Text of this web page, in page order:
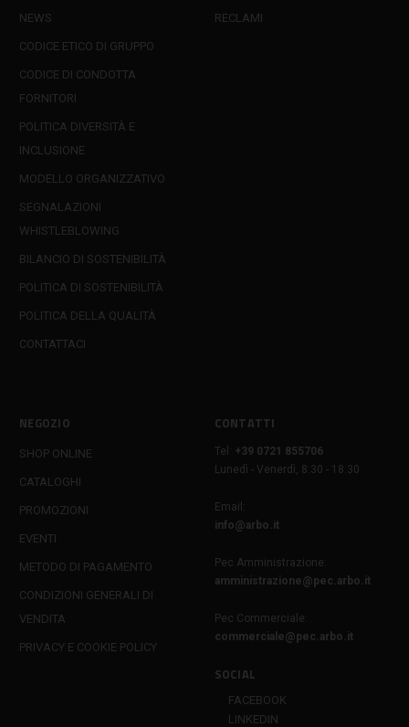
NEWS
CODICE ETICO DI GRUPPO
CODICE DI CONDOTTA
FORNITORI
POLITICA DIVERSITÀ E
INCLUSIONE
MODELLO ORGANIZZATIVO
SEGNALAZIONI
WHISTLEBLOWING
BILANCIO DI SOSTENIBILITÀ
POLITICA DI SOSTENIBILITÀ
POLITICA DELLA QUALITÀ
CONTATTACI
RECLAMI
NEGOZIO
SHOP ONLINE
CATALOGHI
PROMOZIONI
EVENTI
METODO DI PAGAMENTO
CONDIZIONI GENERALI DI
VENDITA
PRIVACY E COOKIE POLICY
CONTATTI
Tel:
+39 0721 855706
Lunedì - Venerdì, 8:30 - 18:30
Email:
info@arbo.it
Pec Amministrazione:
amministrazione@pec.arbo.it
Pec Commerciale:
commerciale@pec.arbo.it
SOCIAL
FACEBOOK
LINKEDIN